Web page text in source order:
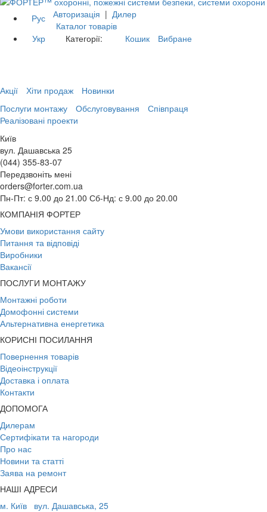
Рус
Укр
Авторизація | Дилер
Каталог товарів
Категорії:
Кошик Вибране
Акції Хіти продаж
Новинки
Послуги монтажу
Обслуговування
Співпраця
Реалізовані проекти
Київ
вул. Дашавська 25
(044) 355-83-07
Передзвоніть мені
orders@forter.com.ua
Пн-Пт: с 9.00 до 21.00 Сб-Нд: с 9.00 до 20.00
КОМПАНІЯ ФОРТЕР
Умови використання сайту
Питання та відповіді
Виробники
Вакансії
ПОСЛУГИ МОНТАЖУ
Монтажні роботи
Домофонні системи
Альтернативна енергетика
КОРИСНІ ПОСИЛАННЯ
Повернення товарів
Відеоінструкції
Доставка і оплата
Контакти
ДОПОМОГА
Дилерам
Сертифікати та нагороди
Про нас
Новини та статті
Заява на ремонт
НАШІ АДРЕСИ
м. Київ
вул. Дашавська, 25